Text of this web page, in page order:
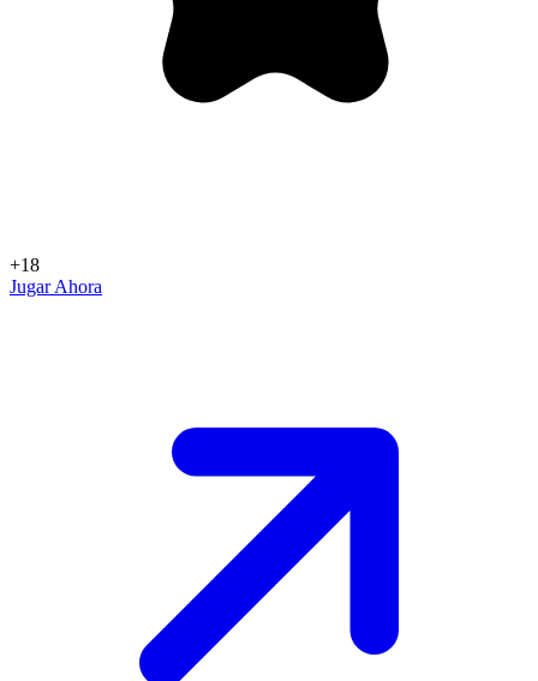
+18
Jugar Ahora